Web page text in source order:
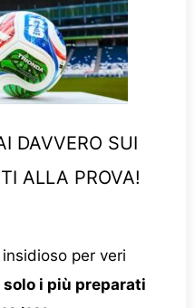
DAVVERO SUI
ALLA PROVA!
per veri
solo i più preparati